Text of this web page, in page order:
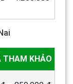
THAM KHẢO